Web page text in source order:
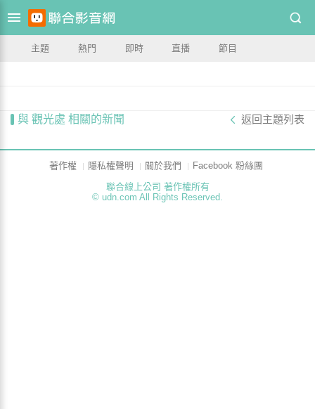
主題 熱門 即時 直播 節目
與 觀光處 相關的新聞 返回主題列表
著作權 隱私權聲明 關於我們
Facebook 粉絲團
聯合線上公司 著作權所有
© udn.com All Rights Reserved.